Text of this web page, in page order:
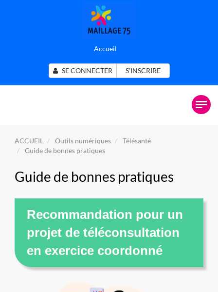
Accueil
SE CONNECTER S'INSCRIRE
ACCUEIL Outils numériques
Télésanté
Guide de bonnes pratiques
Guide de bonnes pratiques
Recommandation pour un
projet de téléconsultation
en exercice coordonné